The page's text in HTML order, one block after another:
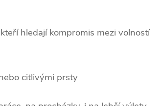
hledají kompromis mezi volností
citlivými prsty